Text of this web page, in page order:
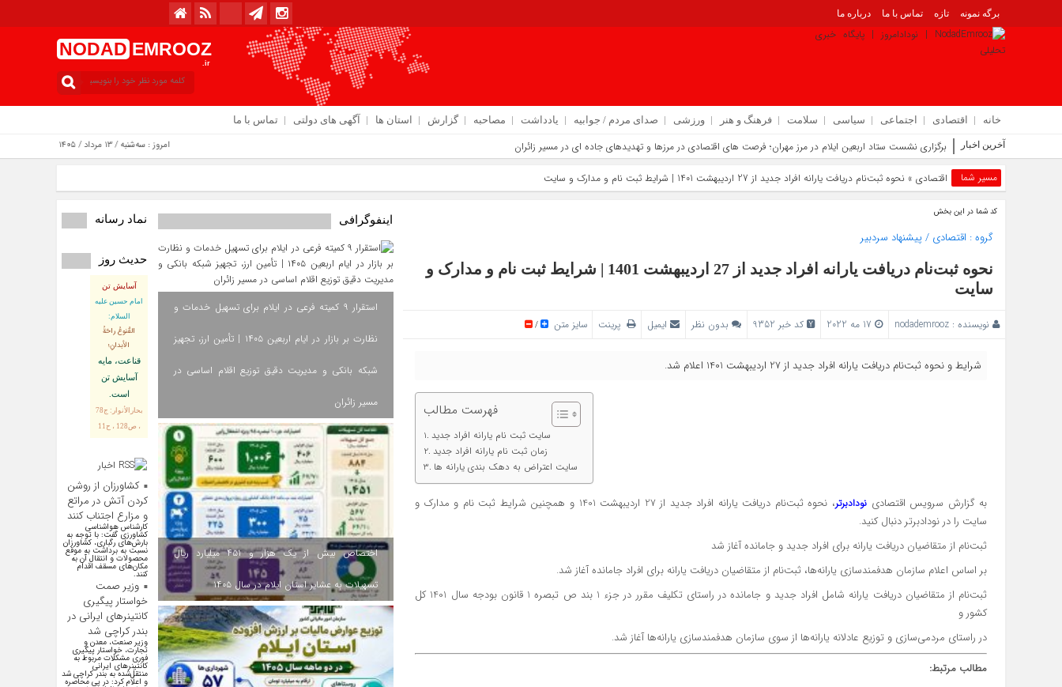
برگه نمونه تازه تماس با ما درباره ما
NODAD EMROOZ
.ir
خانه اقتصادی اجتماعی سیاسی سلامت فرهنگ و هنر ورزشی صدای مردم / جوابیه یادداشت مصاحبه گزارش استان ها آگهی های دولتی تماس با ما
آخرین اخبار معرفی اداره کل امروز : سه‌شنبه / ۱۳ مرداد / ۱۴۰۵
مسیر شما اقتصادی » نحوه ثبت‌نام دریافت یارانه افراد جدید از 27 اردیبهشت 1401 | شرایط ثبت نام و مدارک و سایت
کد شما در این بخش
گروه : اقتصادی /پیشنهاد سردبیر
نحوه ثبت‌نام دریافت یارانه افراد جدید از 27 اردیبهشت 1401 | شرایط ثبت نام و مدارک و
سایت
نویسنده : nodademrooz کد خبر 9352 بدون نظر ایمیل پرینت سایز متن /
شرایط و نحوه ثبت‌نام دریافت یارانه افراد جدید از 27 اردیبهشت 1401 اعلام شد.
فهرست مطالب
سایت ثبت نام یارانه افراد جدید
زمان ثبت نام یارانه افراد جدید
سایت اعتراض به دهک بندی یارانه ها
به گزارش سرویس اقتصادی نودادبرتر
، نحوه ثبت‌نام دریافت یارانه افراد جدید از 27 اردیبهشت 1401 و همچنین شرایط ثبت نام و مدارک و
سایت را در نودادبرتر دنبال کنید.
ثبت‌نام از متقاضیان دریافت یارانه برای افراد جدید و جامانده آغاز شد
بر اساس اعلام سازمان هدفمندسازی یارانه‌ها، ثبت‌نام از متقاضیان دریافت یارانه برای افراد جامانده آغاز شد.
ثبت‌نام از متقاضیان دریافت یارانه شامل افراد جدید و جامانده در راستای تکلیف مقرر در جزء 1 بند ص تبصره 1 قانون بودجه سال 1401 کل
کشور و
در راستای مردمی‌سازی و توزیع عادلانه یارانه‌ها از سوی سازمان هدفمندسازی یارانه‌ها آغاز شد.
مطالب مرتبط:
اینفوگرافی
استقرار ۹ کمیته فرعی در ایلام برای تسهیل خدمات و
نظارت بر بازار در ایام اربعین ۱۴۰۵ | تأمین ارز، تجهیز
شبکه بانکی و مدیریت دقیق توزیع اقلام اساسی در
مسیر زائران
اختصاص بیش از یک هزار و ۴۵۱ میلیارد ریال
تسهیلات به عشایر استان ایلام در سال ۱۴۰۵
نماد رسانه
حدیث روز
آسایش تن
امام حسین علیه
السلام:
القُنوعُ راحَةُ
الأبدانِ؛
قناعت، مايه
آسايش تن
است.
بحارالأنوار: ج78
، ص128 ، ح11
اخبار
اقتصادی
کشاورزان از روشن
کردن آتش در مراتع
و مزارع اجتناب کنند
کارشناس هواشناسی
کشاورزی گفت: با توجه به
بارش‌های رگباری، کشاورزان
نسبت به برداشت به موقع
محصولات و انتقال آن به
مکان‌های مسقف اقدام
کنند.
وزیر صمت
خواستار پیگیری
کانتینرهای ایرانی در
بندر کراچی شد
وزیر صنعت، معدن و
تجارت، خواستار پیگیری
فوری مشکلات مربوط به
کانتینر‌های ایرانی
منتقل‌شده به بندر کراچی شد
و اعلام کرد: در پی محاصره